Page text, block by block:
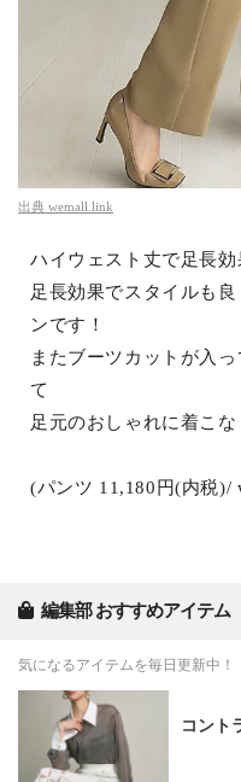
出典 wemall.link
ハイウェスト丈で足長効
足長効果でスタイルも
ンです！
またブーツカットが入
て
足元のおしゃれに着こ
(パンツ 11,180円(内税)/
編集部 おすすめアイテム
気になるアイテムを毎日更新中！
コント